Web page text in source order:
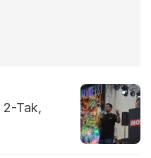
2-Tak,